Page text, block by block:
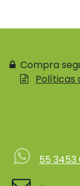
Compra
Políticas
55 3453